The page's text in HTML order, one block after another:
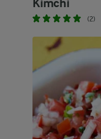
Kimchi
(2)